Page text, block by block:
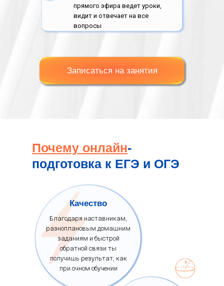
прямого эфира ведет уроки,
видит и отвечает на все
вопросы
Записаться на занятия
Почему онлайн-
подготовка к ЕГЭ и ОГЭ
Благодаря наставникам,
разноплановым домашним
заданиям и быстрой
обратной связи ты
получишь результат, как
при очном обучении
Качество